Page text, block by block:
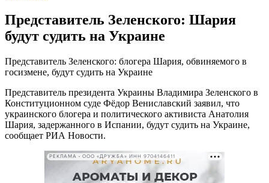
Представитель Зеленского: Шария
будут судить на Украине
Представитель Зеленского: блогера Шария, обвиняемого в
госизмене, будут судить на Украине
Представитель президента Украины Владимира Зеленского в
Конституционном суде Фёдор Вениславский заявил, что
украинского блогера и политического активиста Анатолия
Шария, задержанного в Испании, будут судить на Украине,
сообщает РИА Новости.
РЕКЛАМА • ООО «ДРУЖБА» ИНН 9704146411